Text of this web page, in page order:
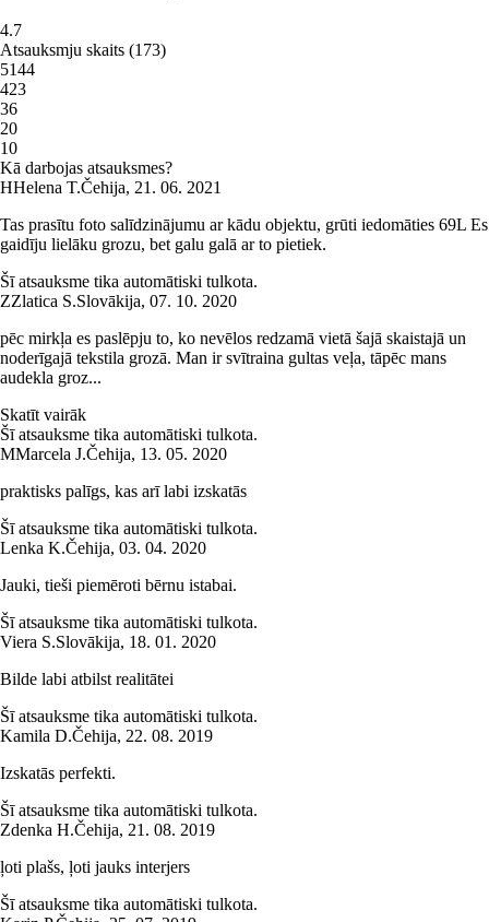
4.7
Atsauksmju skaits (173)
5144
423
36
20
10
Kā darbojas atsauksmes?
HHelena T.Čehija, 21. 06. 2021
Tas prasītu foto salīdzinājumu ar kādu objektu, grūti iedomāties 69L Es
gaidīju lielāku grozu, bet galu galā ar to pietiek.
Šī atsauksme tika automātiski tulkota.
ZZlatica S.Slovākija, 07. 10. 2020
pēc mirkļa es paslēpju to, ko nevēlos redzamā vietā šajā skaistajā un
noderīgajā tekstila grozā. Man ir svītraina gultas veļa, tāpēc mans
audekla groz...
Skatīt vairāk
Šī atsauksme tika automātiski tulkota.
MMarcela J.Čehija, 13. 05. 2020
praktisks palīgs, kas arī labi izskatās
Šī atsauksme tika automātiski tulkota.
Lenka K.Čehija, 03. 04. 2020
Jauki, tieši piemēroti bērnu istabai.
Šī atsauksme tika automātiski tulkota.
Viera S.Slovākija, 18. 01. 2020
Bilde labi atbilst realitātei
Šī atsauksme tika automātiski tulkota.
Kamila D.Čehija, 22. 08. 2019
Izskatās perfekti.
Šī atsauksme tika automātiski tulkota.
Zdenka H.Čehija, 21. 08. 2019
ļoti plašs, ļoti jauks interjers
Šī atsauksme tika automātiski tulkota.